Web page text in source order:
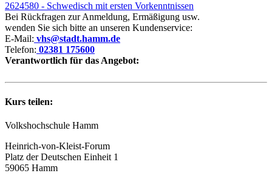
2624580 - Schwedisch mit ersten Vorkenntnissen
Bei Rückfragen zur Anmeldung, Ermäßigung usw.
wenden Sie sich bitte an unseren Kundenservice:
E-Mail: vhs@stadt.hamm.de
Telefon: 02381 175600
Verantwortlich für das Angebot:
Kurs teilen:
Volkshochschule Hamm
Heinrich-von-Kleist-Forum
Platz der Deutschen Einheit 1
59065 Hamm